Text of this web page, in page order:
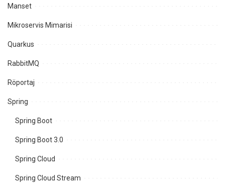
Manset
Mikroservis Mimarisi
Quarkus
RabbitMQ
Röportaj
Spring
Spring Boot
Spring Boot 3.0
Spring Cloud
Spring Cloud Stream